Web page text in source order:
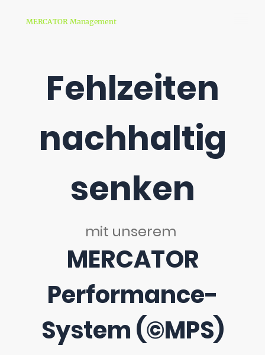
MERCATOR Management
Fehlzeiten
nachhaltig
senken
mit unserem
MERCATOR
Performance-
System (©MPS)